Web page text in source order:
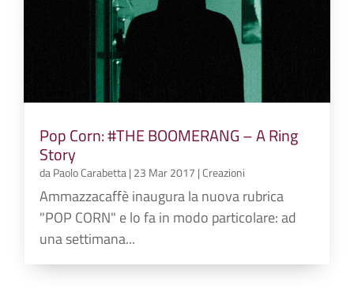
Pop Corn: #THE BOOMERANG – A Ring
Story
daPaolo Carabetta| 23 Mar 2017 |Creazioni
Ammazzacaffè inaugura la nuova rubrica
"POP CORN" e lo fa in modo particolare: ad
una settimana...